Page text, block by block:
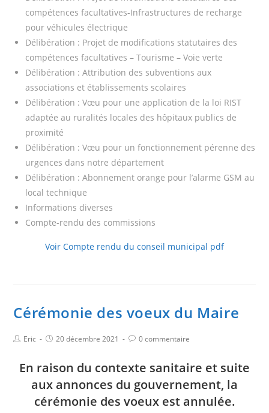
compétences facultatives-Infrastructures de recharge
pour véhicules électrique
Délibération : Projet de modifications statutaires des
compétences facultatives – Tourisme – Voie verte
Délibération : Attribution des subventions aux
associations et établissements scolaires
Délibération : Vœu pour une application de la loi RIST
adaptée au ruralités locales des hôpitaux publics de
proximité
Délibération : Vœu pour un fonctionnement pérenne des
urgences dans notre département
Délibération : Abonnement orange pour l’alarme GSM au
local technique
Informations diverses
Compte-rendu des commissions
Voir Compte rendu du conseil municipal pdf
Cérémonie des voeux du Maire
Eric 20 décembre 2021 0 commentaire
En raison du contexte sanitaire et suite
aux annonces du gouvernement, la
cérémonie des voeux est annulée.